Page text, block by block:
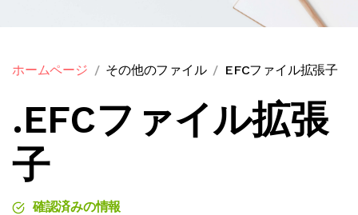
ホームページ その他のファイル EFCファイル拡張子
.EFCファイル拡張
子
確認済みの情報